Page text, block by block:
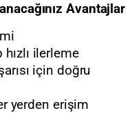
Avantajlar
ilerleme
için doğru
yerden erişim